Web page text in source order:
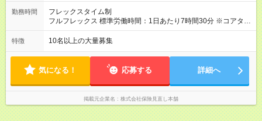
勤務時間
フレックスタイム制
フルフレックス 標準労働時間：1日あたり7時間30分 ※コアタイ
ム無 ※店舗営業時間に応じて早番・遅番対応あり ★柔軟な働き
方を実現 毎月希望を提出しシフトを決める為、 仕事とプライベ
は、 「子どものお迎えに合わせて早めに退勤」 「予定があるの
で遅めに出社」など、 ライフスタイルに合わせた働き方も徐々
に可能です。
特徴 10名以上の大量募集
気になる！ 応募する 詳細へ
掲載元企業名 株式会社保険見直し本舗